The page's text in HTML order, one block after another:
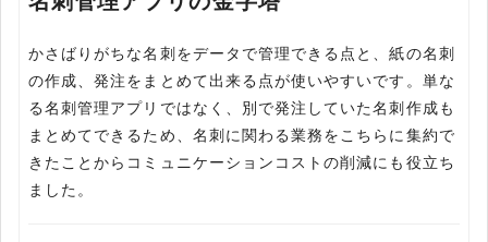
かさばりがちな名刺をデータで管理できる点と、紙の名刺
の作成、発注をまとめて出来る点が使いやすいです。単な
る名刺管理アプリではなく、別で発注していた名刺作成も
まとめてできるため、名刺に関わる業務をこちらに集約で
きたことからコミュニケーションコストの削減にも役立ち
ました。